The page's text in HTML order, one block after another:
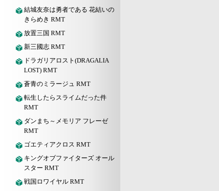
結城友奈は勇者である 花結いの
きらめき RMT
放置三国 RMT
新三國志 RMT
ドラガリアロスト(DRAGALIA
LOST) RMT
蒼青のミラージュ RMT
転生したらスライムだった件
RMT
ダンまち～メモリア フレーゼ
RMT
ゴエティアクロス RMT
キングオブファイターズ オール
スター RMT
戦国ロワイヤル RMT